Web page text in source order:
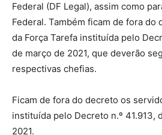
Federal (DF Legal), assim como
Federal. Também ficam de fora
da Força Tarefa instituída pelo
de março de 2021, que deverão
respectivas chefias.
Ficam de fora do decreto os
instituída pelo Decreto n.º 41.913,
2021.